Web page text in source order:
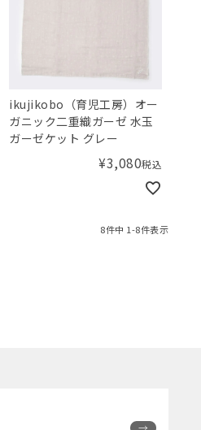
ikujikobo（育児工房）オー
ガニック二重織ガーゼ 水玉
ガーゼケット グレー
¥3,080税込
8件中 1-8件表示